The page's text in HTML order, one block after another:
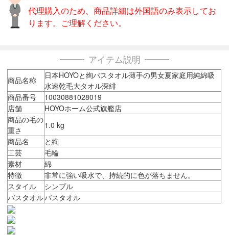
代理購入のため、商品詳細は外国語のみ表示してお
ります。ご理解ください。
アイテム説明
商品名称
日本HOYOと絢バスタオル薄手の男女夏家庭用純綿吸
水速乾毛大タオル深緋
商品番号
10030881028019
店舗
HOYOホーム公式旗艦店
商品の毛の
重さ
1.0 kg
商品名
と絢
工芸
毛輪
素材
綿
特徴
非常に強い吸水で、持続的に色が落ちません。
スタイル
シンプル
バスタオルバスタオル